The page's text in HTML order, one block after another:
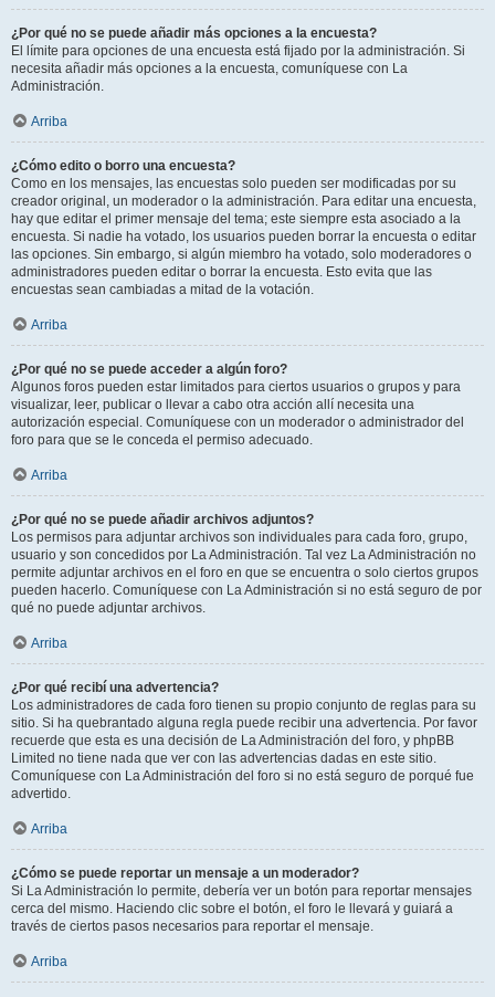
¿Por qué no se puede añadir más opciones a la encuesta?
El límite para opciones de una encuesta está fijado por la administración. Si
necesita añadir más opciones a la encuesta, comuníquese con La
Administración.
Arriba
¿Cómo edito o borro una encuesta?
Como en los mensajes, las encuestas solo pueden ser modificadas por su
creador original, un moderador o la administración. Para editar una encuesta,
hay que editar el primer mensaje del tema; este siempre esta asociado a la
encuesta. Si nadie ha votado, los usuarios pueden borrar la encuesta o editar
las opciones. Sin embargo, si algún miembro ha votado, solo moderadores o
administradores pueden editar o borrar la encuesta. Esto evita que las
encuestas sean cambiadas a mitad de la votación.
Arriba
¿Por qué no se puede acceder a algún foro?
Algunos foros pueden estar limitados para ciertos usuarios o grupos y para
visualizar, leer, publicar o llevar a cabo otra acción allí necesita una
autorización especial. Comuníquese con un moderador o administrador del
foro para que se le conceda el permiso adecuado.
Arriba
¿Por qué no se puede añadir archivos adjuntos?
Los permisos para adjuntar archivos son individuales para cada foro, grupo,
usuario y son concedidos por La Administración. Tal vez La Administración no
permite adjuntar archivos en el foro en que se encuentra o solo ciertos grupos
pueden hacerlo. Comuníquese con La Administración si no está seguro de por
qué no puede adjuntar archivos.
Arriba
¿Por qué recibí una advertencia?
Los administradores de cada foro tienen su propio conjunto de reglas para su
sitio. Si ha quebrantado alguna regla puede recibir una advertencia. Por favor
recuerde que esta es una decisión de La Administración del foro, y phpBB
Limited no tiene nada que ver con las advertencias dadas en este sitio.
Comuníquese con La Administración del foro si no está seguro de porqué fue
advertido.
Arriba
¿Cómo se puede reportar un mensaje a un moderador?
Si La Administración lo permite, debería ver un botón para reportar mensajes
cerca del mismo. Haciendo clic sobre el botón, el foro le llevará y guiará a
través de ciertos pasos necesarios para reportar el mensaje.
Arriba